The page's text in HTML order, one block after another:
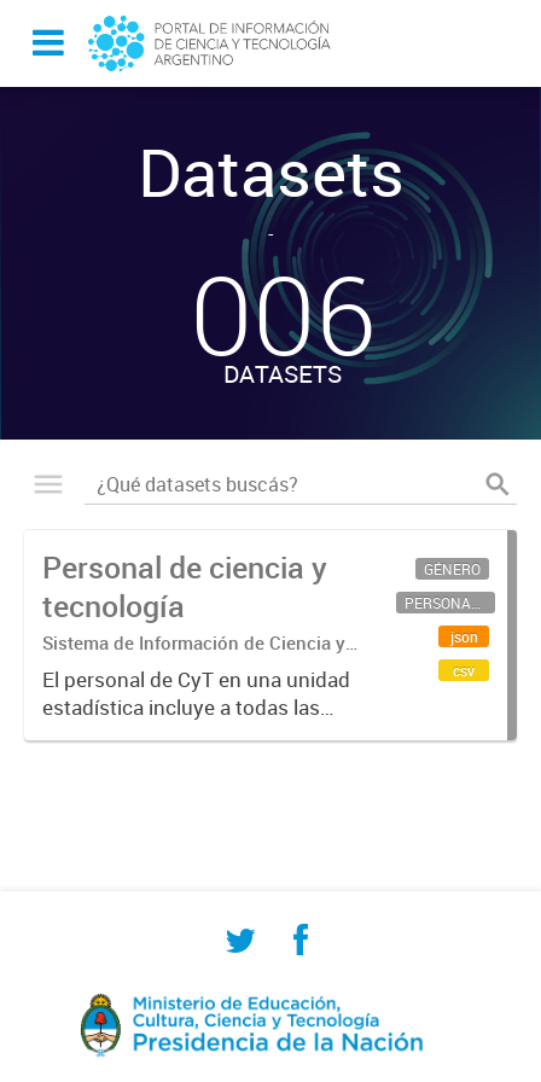
Datasets
-
006
DATASETS
Personal de ciencia y
tecnología
Sistema de Información de Ciencia y
Tecnología Argentino (SICYTAR)
El personal de CyT en una unidad
estadística incluye a todas las
personas involucradas
GÉNERO
PERSONAL CIENTÍFICO-TECNOLÓGICO
json
csv